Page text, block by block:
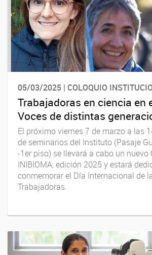
05/03/2025 | COLOQUIO
Trabajadoras en ciencia en
Voces de distintas
El próximo viernes 7 de marzo a las
de seminarios del Instituto (Pasaje
-1er piso) se llevará a cabo un nuevo
INIBIOMA, edición 2025 y estará
conmemorar el Día Internacional de
Trabajadoras.